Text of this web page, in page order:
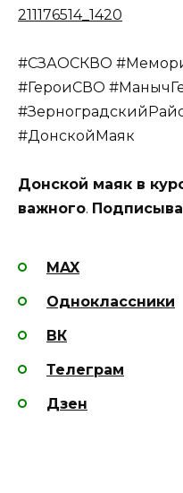
211176514_1420
#СЗАОСКВО
#ГероиСВО
#ДонскойМаяк
Донской маяк в
важного.
MAX
Одноклассники
ВК
Телеграм
Дзен